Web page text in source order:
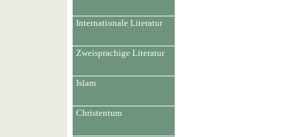
Internationale Literatur
Zweisprachige Literatur
Islam
Christentum